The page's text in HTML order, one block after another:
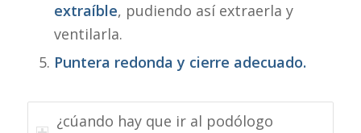
extraíble, pudiendo así extraerla y
ventilarla.
Puntera redonda y cierre adecuado.
¿cúando hay que ir al podólogo